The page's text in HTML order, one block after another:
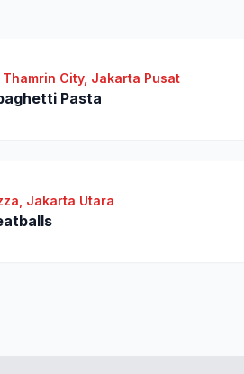
City, Jakarta Pusat
Pasta
Jakarta Utara